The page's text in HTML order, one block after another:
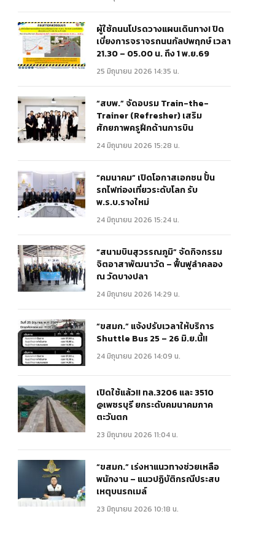
ผู้ใช้ถนนโปรดวางแผนเดินทาง! ปิด
เบี่ยงการจราจรถนนกัลปพฤกษ์ เวลา
21.30 – 05.00 น. ถึง 1 พ.ย.69
25 มิถุนายน 2026 14:35 น.
“สบพ.” จัดอบรม Train-the-
Trainer (Refresher) เสริม
ศักยภาพครูฝึกด้านการบิน
24 มิถุนายน 2026 15:28 น.
“คมนาคม” เปิดโอกาสเอกชน ปั้น
รถไฟท่องเที่ยวระดับโลก รับ
พ.ร.บ.รางใหม่
24 มิถุนายน 2026 15:24 น.
“สนามบินสุวรรณภูมิ” จัดกิจกรรม
จิตอาสาพัฒนาวัด – ฟื้นฟูลำคลอง
ณ วัดบางปลา
24 มิถุนายน 2026 14:29 น.
“ขสมก.” แจ้งปรับเวลาให้บริการ
Shuttle Bus 25 – 26 มิ.ย.นี้!!
24 มิถุนายน 2026 14:09 น.
เปิดใช้แล้ว!! ทล.3206 และ 3510
@เพชรบุรี ยกระดับคมนาคมภาค
ตะวันตก
23 มิถุนายน 2026 11:04 น.
“ขสมก.” เร่งหาแนวทางช่วยเหลือ
พนักงาน – แนวปฏิบัติกรณีประสบ
เหตุบนรถเมล์
23 มิถุนายน 2026 10:18 น.